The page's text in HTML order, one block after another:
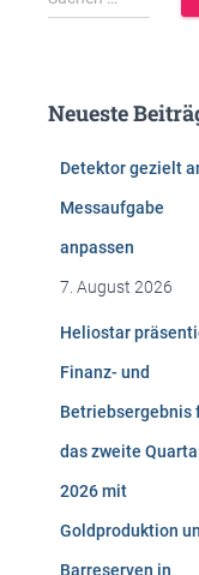
u
n
Neueste
Detektor gezielt
Messaufgabe
anpassen
7. August 2026
Heliostar
Finanz- und
Betriebsergebnis
das zweite Quartal
2026 mit
Goldproduktion
Barreserven in